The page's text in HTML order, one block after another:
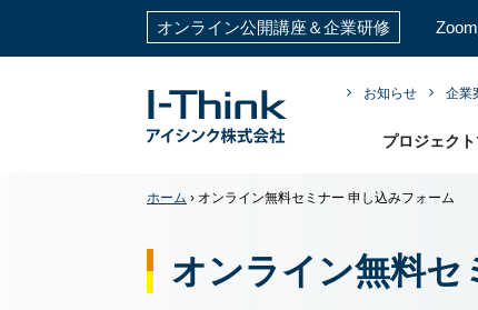
オンライン公開講座＆企業研修
お知らせ 企業
プロジェク
オンライン無料セ
ホーム › オンライン無料セミナー 申し込みフォーム